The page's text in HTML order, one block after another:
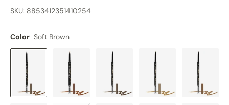
SKU: 8853412351410254
Color Soft Brown